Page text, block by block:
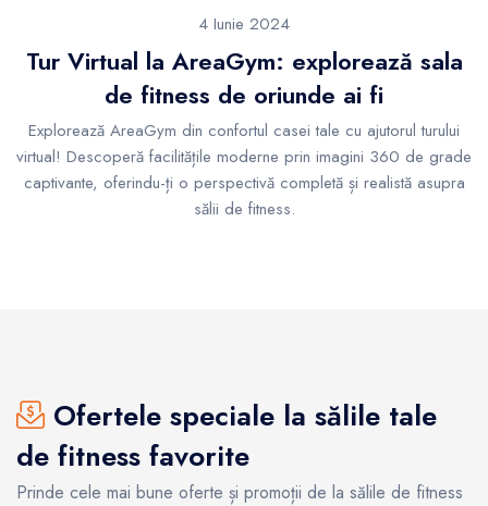
4 Iunie 2024
Tur Virtual la AreaGym: explorează sala
de fitness de oriunde ai fi
Explorează AreaGym din confortul casei tale cu ajutorul turului
virtual! Descoperă facilitățile moderne prin imagini 360 de grade
captivante, oferindu-ți o perspectivă completă și realistă asupra
sălii de fitness.
Ofertele speciale la sălile tale
de fitness favorite
Prinde cele mai bune oferte și promoții de la sălile de fitness